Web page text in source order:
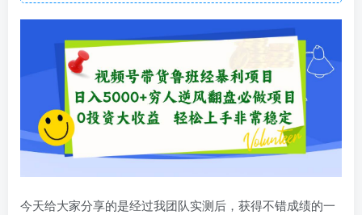
今天给大家分享的是经过我团队实测后，获得不错成绩的一